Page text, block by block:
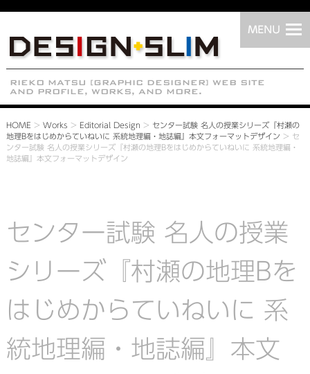
HOME > Works > Editorial Design > センター試験 名人の授業シリーズ『村瀬の
地理Bをはじめからていねいに 系統地理編・地誌編』本文フォーマットデザイン > セ
ンター試験 名人の授業シリーズ『村瀬の地理Bをはじめからていねいに 系統地理編・
地誌編』本文フォーマットデザイン
センター試験 名人の授業
シリーズ『村瀬の地理Bを
はじめからていねいに 系
統地理編・地誌編』本文